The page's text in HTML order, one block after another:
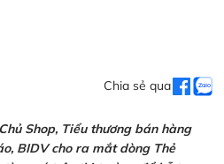
Chia sẻ qua
Shop, Tiểu thương bán hàng
BIDV cho ra mắt dòng Thẻ